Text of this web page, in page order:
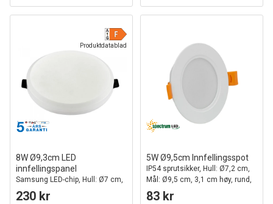
Produktdatablad
8W Ø9,3cm LED
innfellingspanel
Samsung LED-chip, Hull: Ø7 cm,
Mål: Ø9,3 cm
230 kr
5W Ø9,5cm Innfellingsspot
IP54 sprutsikker, Hull: Ø7,2 cm,
Mål: Ø9,5 cm, 3,1 cm høy, rund,
hvit kant
83 kr